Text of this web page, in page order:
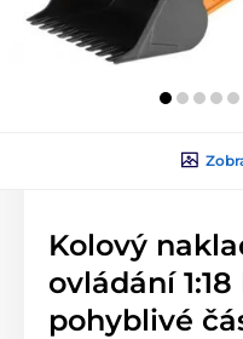
Kolový
ovládání
pohyblivé